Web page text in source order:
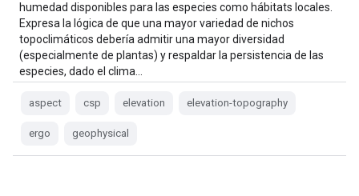
humedad disponibles para las especies como hábitats locales.
Expresa la lógica de que una mayor variedad de nichos
topoclimáticos debería admitir una mayor diversidad
(especialmente de plantas) y respaldar la persistencia de las
especies, dado el clima…
aspect csp elevation elevation-topography
ergo geophysical